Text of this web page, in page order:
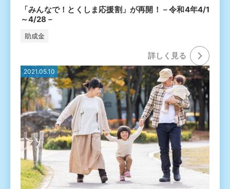
「みんなで！とくしま応援割」が再開！－令和4年4/1
～4/28－
助成金
詳しく⾒る
2021.05.10